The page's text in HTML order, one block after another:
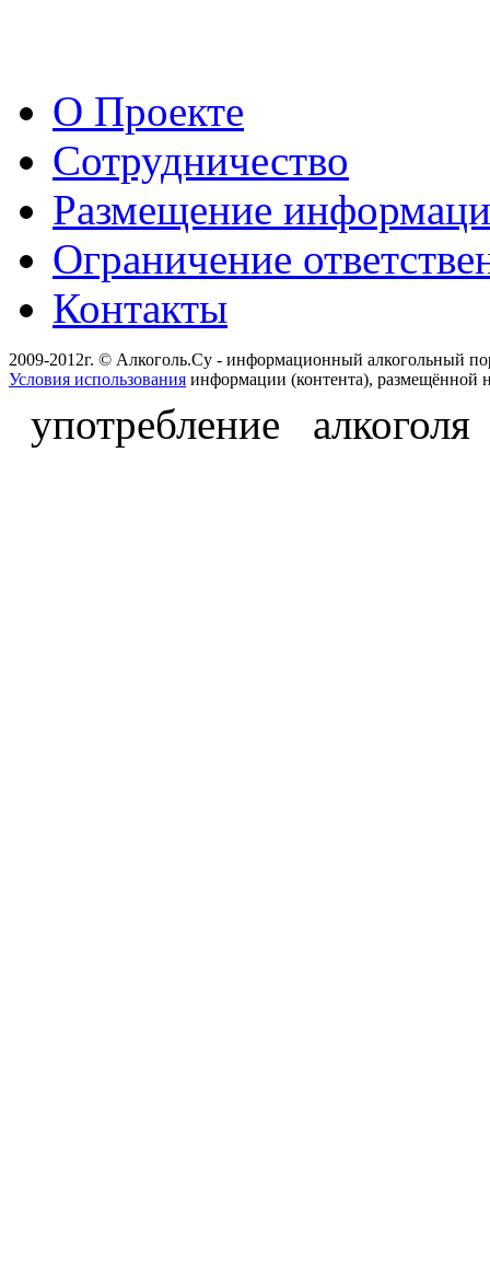
О Проекте
Сотрудничество
Размещение
Ограничение
Контакты
2009-2012г. © Алкоголь.Су - информационный алкогольный
Условия использования информации (контента), размещённой
употребление